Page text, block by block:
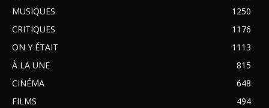
MUSIQUES
1250
CRITIQUES
1176
ON Y ÉTAIT
1113
À LA UNE
815
CINÉMA
648
FILMS
494